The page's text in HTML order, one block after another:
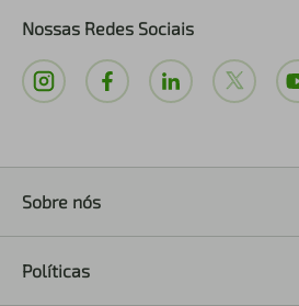
Nossas Redes Sociais
Sobre nós
Políticas